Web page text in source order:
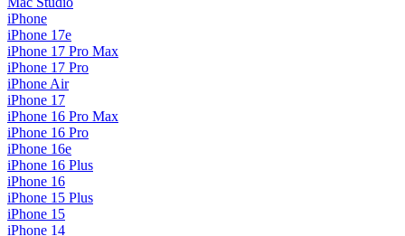
iPhone
iPhone 17e
iPhone 17 Pro Max
iPhone 17 Pro
iPhone Air
iPhone 17
iPhone 16 Pro Max
iPhone 16 Pro
iPhone 16e
iPhone 16 Plus
iPhone 16
iPhone 15 Plus
iPhone 15
iPhone 14